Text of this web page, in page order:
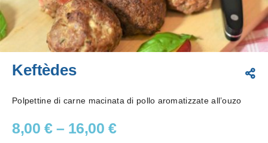
Keftèdes
Polpettine di carne macinata di pollo aromatizzate all’ouzo
8,00 €– 16,00 €